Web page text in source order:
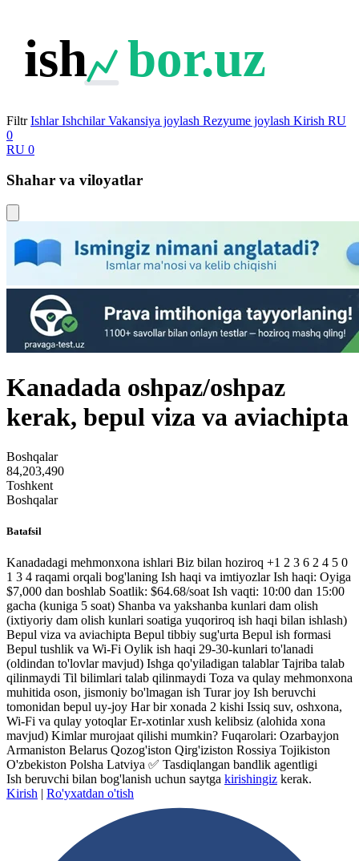
ish bor.uz
Filtr Ishlar Ishchilar Vakansiya joylash Rezyume joylash Kirish RU
0
RU 0
Shahar va viloyatlar
Kanadada oshpaz/oshpaz
kerak, bepul viza va aviachipta
Boshqalar
84,203,490
Toshkent
Boshqalar
Batafsil
Kanadadagi mehmonxona ishlari Biz bilan hoziroq +1 2 3 6 2 4 5 0
1 3 4 raqami orqali bog'laning Ish haqi va imtiyozlar Ish haqi: Oyiga
$7,000 dan boshlab Soatlik: $64.68/soat Ish vaqti: 10:00 dan 15:00
gacha (kuniga 5 soat) Shanba va yakshanba kunlari dam olish
(ixtiyoriy dam olish kunlari soatiga yuqoriroq ish haqi bilan ishlash)
Bepul viza va aviachipta Bepul tibbiy sug'urta Bepul ish formasi
Bepul tushlik va Wi-Fi Oylik ish haqi 29-30-kunlari to'lanadi
(oldindan to'lovlar mavjud) Ishga qo'yiladigan talablar Tajriba talab
qilinmaydi Til bilimlari talab qilinmaydi Toza va qulay mehmonxona
muhitida oson, jismoniy bo'lmagan ish Turar joy Ish beruvchi
tomonidan bepul uy-joy Har bir xonada 2 kishi Issiq suv, oshxona,
Wi-Fi va qulay yotoqlar Er-xotinlar xush kelibsiz (alohida xona
mavjud) Kimlar murojaat qilishi mumkin? Fuqarolari: Ozarbayjon
Armaniston Belarus Qozog'iston Qirg'iziston Rossiya Tojikiston
O'zbekiston Polsha Latviya ✅ Tasdiqlangan bandlik agentligi
Ish beruvchi bilan bog'lanish uchun saytga kirishingiz kerak.
Kirish | Ro'yxatdan o'tish